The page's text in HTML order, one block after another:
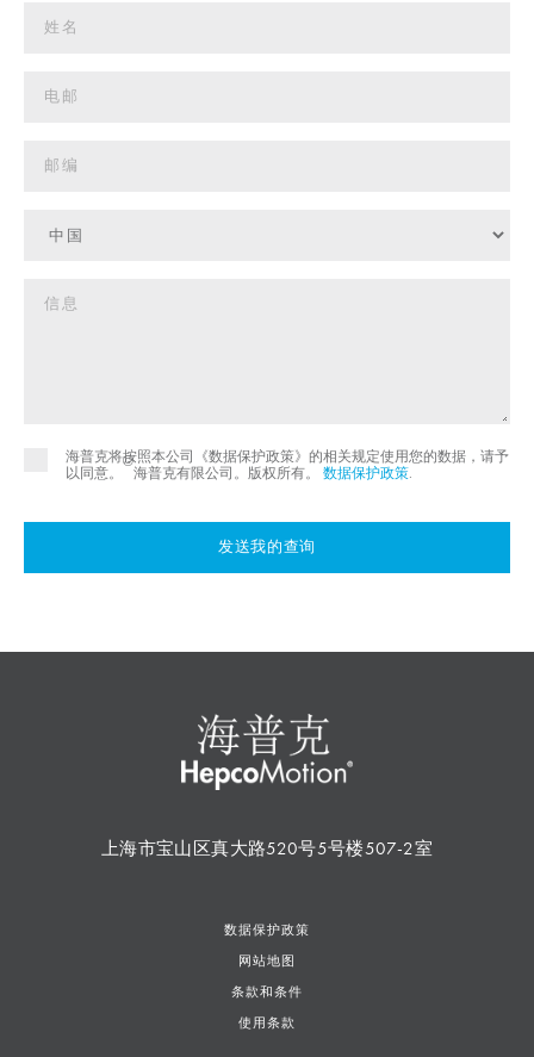
海普克将按照本公司《数据保护政策》的相关规定使用您的数据，请予
以同意。
©
海普克有限公司。版权所有。 数据保护政策.
发送我的查询
上海市宝山区真大路520号5号楼507-2室
数据保护政策
网站地图
条款和条件
使用条款